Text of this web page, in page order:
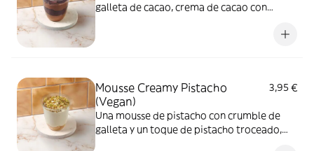
galleta de cacao, crema de cacao con
Mousse Creamy Pistacho
(Vegan)
3,95 €
Una mousse de pistacho con crumble de
galleta y un toque de pistacho troceado,